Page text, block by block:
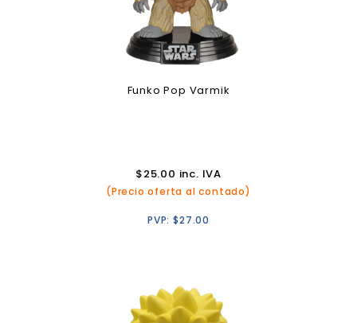
Funko Pop Varmik
$25.00 inc. IVA
(Precio oferta al contado)
PVP:$27.00